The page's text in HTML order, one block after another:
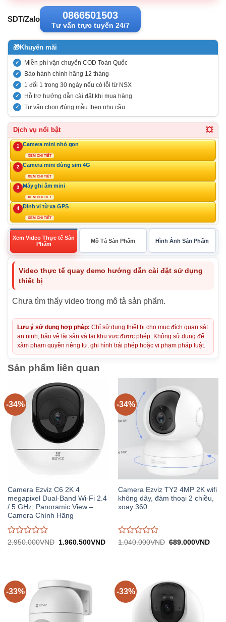
SDT/Zalo 0866501503
Tư vấn trực tuyến 24/7
🎁Khuyến mãi
Miễn phí vận chuyển COD Toàn Quốc
Bảo hành chính hãng 12 tháng
1 đổi 1 trong 30 ngày nếu có lỗi từ NSX
Hỗ trợ hướng dẫn cài đặt khi mua hàng
Tư vấn chọn đúng mẫu theo nhu cầu
Dịch vụ nổi bật 💥
1 Camera mini nhỏ gọn
XEM CHI TIẾT
2 Camera mini dùng sim 4G
XEM CHI TIẾT
3 Máy ghi âm mini
XEM CHI TIẾT
4 Định vị từ xa GPS
XEM CHI TIẾT
Xem Video Thực tế Sản
Phẩm
Mô Tả Sản Phẩm Hình Ảnh Sản Phẩm
Video thực tế quay demo hướng dẫn cài đặt sử dụng
thiết bị
Chưa tìm thấy video trong mô tả sản phẩm.
Lưu ý sử dụng hợp pháp: Chỉ sử dụng thiết bị cho mục đích quan sát
an ninh, bảo vệ tài sản và tại khu vực được phép. Không sử dụng để
xâm phạm quyền riêng tư, ghi hình trái phép hoặc vi phạm pháp luật.
Sản phẩm liên quan
-34%
Camera Ezviz C6 2K 4
megapixel Dual-Band Wi-Fi 2.4
/ 5 GHz, Panoramic View –
Camera Chính Hãng
Được
5
2.950.000VND
Giá
1.960.500VNDGiá
-34%
Camera Ezviz TY2 4MP 2K wifi
không dây, đàm thoại 2 chiều,
xoay 360
Được
5
1.040.000VND Giá
689.000VNDGiá
-33% -33%